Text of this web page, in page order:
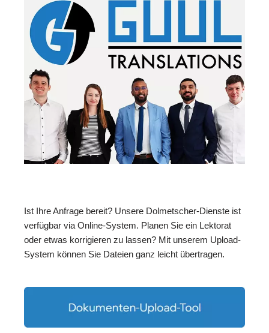
Ist Ihre Anfrage bereit? Unsere Dolmetscher-Dienste ist
verfügbar via Online-System. Planen Sie ein Lektorat
oder etwas korrigieren zu lassen? Mit unserem Upload-
System können Sie Dateien ganz leicht übertragen.